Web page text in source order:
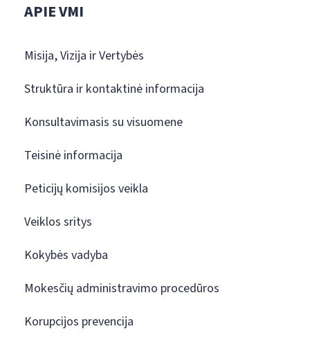
APIE VMI
Misija, Vizija ir Vertybės
Struktūra ir kontaktinė informacija
Konsultavimasis su visuomene
Teisinė informacija
Peticijų komisijos veikla
Veiklos sritys
Kokybės vadyba
Mokesčių administravimo procedūros
Korupcijos prevencija